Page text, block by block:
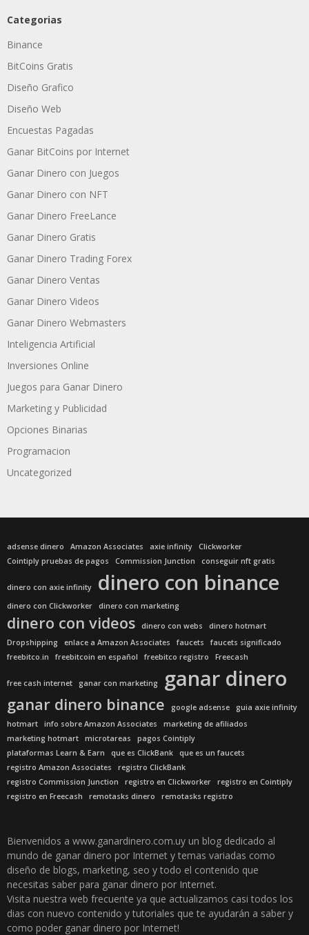
Categorias
Binance
BitCoins Gratis
Diseño Grafico
Diseño Web
Encuestas Pagadas
Ganar BitCoins por Internet
Ganar Dinero con Juegos
Ganar Dinero con NFT
Ganar Dinero FreeLance
Ganar Dinero Gratis
Ganar Dinero Trading Forex
Ganar Dinero Ventas
Ganar Dinero Videos
Ganar Dinero Webmasters
Inteligencia Artificial
Inversiones Online
Juegos para Ganar Dinero
Marketing y Publicidad
Opciones Binarias
Programacion
Uncategorized
adsense dinero Amazon Associates axie infinity
Clickworker
Cointiply pruebas de pagos
Commission Junction conseguir nft gratis
dinero con axie infinity dinero con binance
dinero con Clickworker dinero con marketing
dinero con videos dinero con webs
dinero hotmart
Dropshipping
enlace a Amazon Associates faucets
faucets significado
freebitco.in
freebitcoin en español freebitco registro Freecash
free cash internet ganar con marketing ganar dinero
ganar dinero binance google adsense
guia axie infinity
hotmart
info sobre Amazon Associates
marketing de afiliados
marketing hotmart
microtareas
pagos Cointiply
plataformas Learn & Earn
que es ClickBank
que es un faucets
registro Amazon Associates
registro ClickBank
registro Commission Junction
registro en Clickworker
registro en Cointiply
registro en Freecash
remotasks dinero remotasks registro
Bienvenidos a www.ganardinero.com.uy un blog dedicado al
mundo de ganar dinero por Internet y temas variadas como
diseño de blogs, marketing, seo y todo el contenido que
necesitas saber para ganar dinero por Internet.
Visita nuestra web frecuente ya que actualizamos casi todos los
dias con nuevo contenido y tutoriales que te ayudarán a saber y
como poder ganar dinero por Internet!